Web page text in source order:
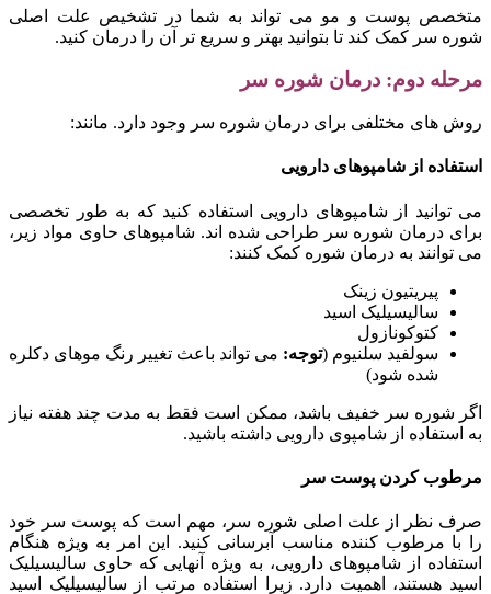
متخصص پوست و مو می تواند به شما در تشخیص علت اصلی
شوره سر کمک کند تا بتوانید بهتر و سریع تر آن را درمان کنید.
مرحله دوم: درمان شوره سر
روش های مختلفی برای درمان شوره سر وجود دارد. مانند:
استفاده از شامپوهای دارویی
می توانید از شامپوهای دارویی استفاده کنید که به طور تخصصی
برای درمان شوره سر طراحی شده اند. شامپوهای حاوی مواد زیر،
می توانند به درمان شوره کمک کنند:
پیریتیون زینک
سالیسیلیک اسید
کتوکونازول
سولفید سلنیوم (توجه: می تواند باعث تغییر رنگ موهای دکلره
‌شده شود)
اگر شوره سر خفیف باشد، ممکن است فقط به مدت چند هفته نیاز
به استفاده از شامپوی دارویی داشته باشید.
مرطوب کردن پوست سر
صرف نظر از علت اصلی شوره سر، مهم است که پوست سر خود
را با مرطوب کننده مناسب آبرسانی کنید. این امر به ویژه هنگام
استفاده از شامپوهای دارویی، به ویژه آنهایی که حاوی سالیسیلیک
اسید هستند، اهمیت دارد. زیرا استفاده مرتب از سالیسیلیک اسید